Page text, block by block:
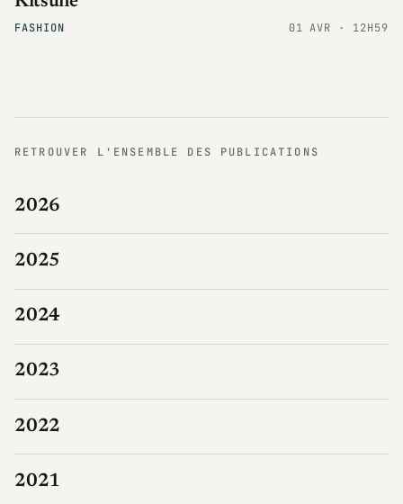
FASHION 01 AVR · 12H59
RETROUVER L'ENSEMBLE DES PUBLICATIONS
2026
2025
2024
2023
2022
2021